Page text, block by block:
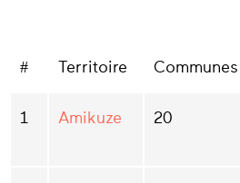
# Territoire Communes
1 Amikuze 20